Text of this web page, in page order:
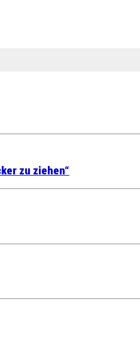
zu ziehen“